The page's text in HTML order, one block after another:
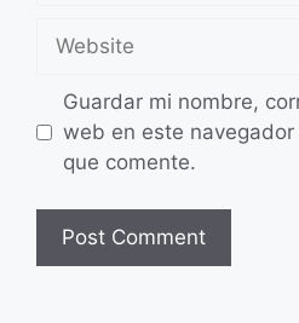
Website
Guardar mi nombre,
web en este
que comente.